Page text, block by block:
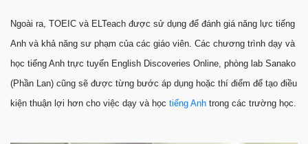
Ngoài ra, TOEIC và ELTeach được sử dụng để đánh giá năng lực tiếng
Anh và khả năng sư phạm của các giáo viên. Các chương trình dạy và
học tiếng Anh trực tuyến English Discoveries Online, phòng lab Sanako
(Phần Lan) cũng sẽ được từng bước áp dụng hoặc thí điểm để tạo điều
kiện thuận lợi hơn cho việc dạy và học tiếng Anh trong các trường học.